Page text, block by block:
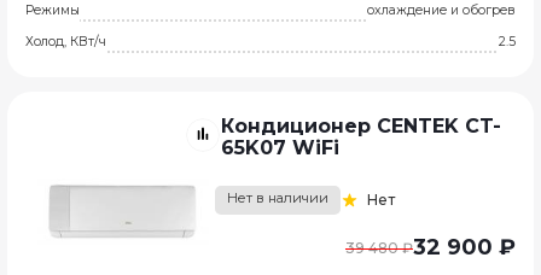
Режимы
охлаждение и обогрев
Холод, КВт/ч
2.5
Кондиционер CENTEK CT-
65K07 WiFi
Нет в наличии Нет
39 480 ₽32 900 ₽